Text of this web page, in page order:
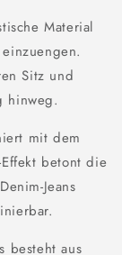
Material
Sitz und
hinweg.
mit dem
betont die
Jeans
besteht aus